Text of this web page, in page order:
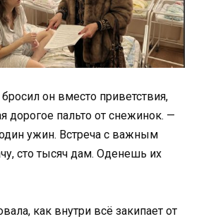
он вместо приветствия,
дорогое пальто от снежинок. —
ужин. Встреча с важным
сто тысяч дам. Оденешь их
как внутри всё закипает от